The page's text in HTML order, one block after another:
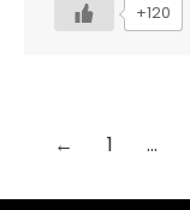
+120
← 1 …